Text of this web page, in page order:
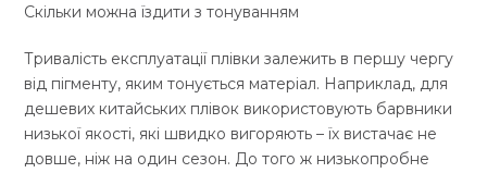
Скільки можна їздити з тонуванням
Тривалість експлуатації плівки залежить в першу чергу
від пігменту, яким тонується матеріал. Наприклад, для
дешевих китайських плівок використовують барвники
низької якості, які швидко вигоряють – їх вистачає не
довше, ніж на один сезон. До того ж низькопробне